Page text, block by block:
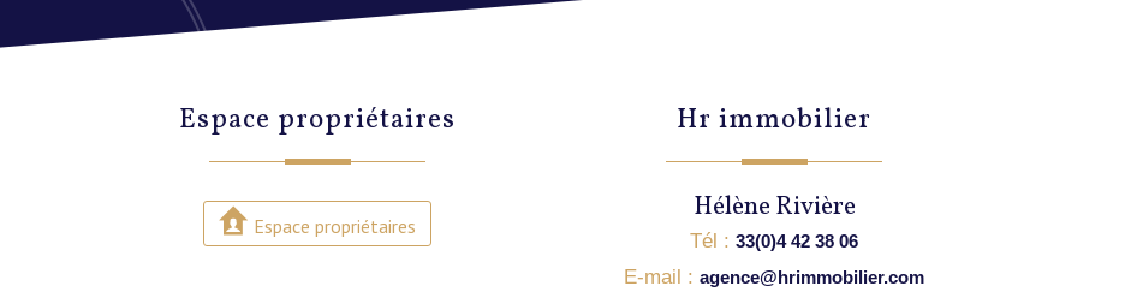
espace propriétaires
Espace propriétaires
hr immobilier
Hélène Rivière
Tél : 33(0)4 42 38 06
E-mail : agence@hrimmobilier.com